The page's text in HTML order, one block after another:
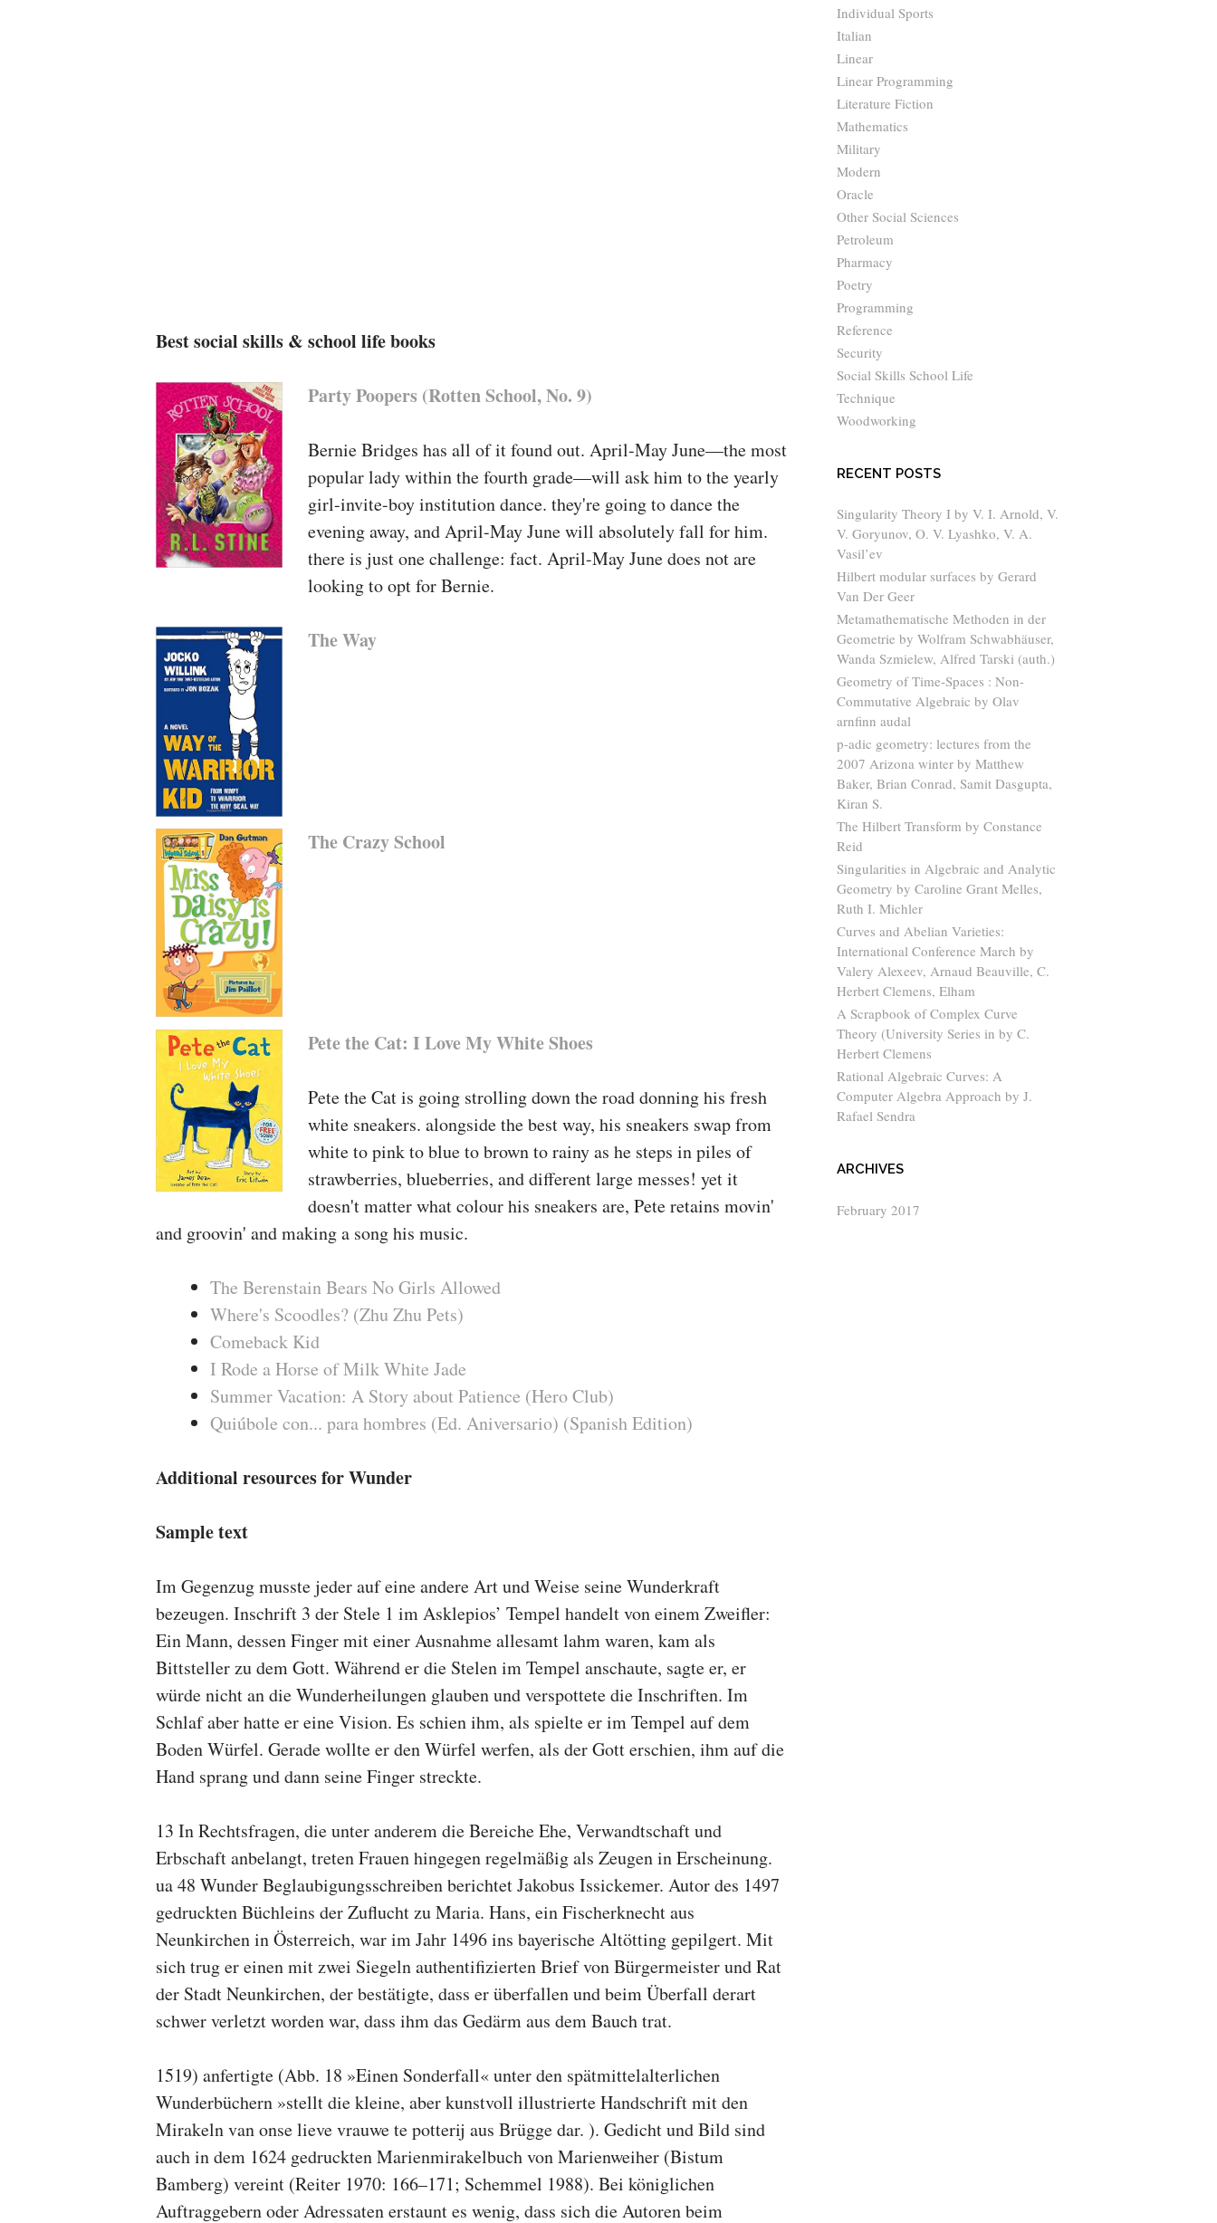
Best social skills & school life books
Party Poopers (Rotten School, No. 9)
Bernie Bridges has all of it found out. April-May June—the most
popular lady within the fourth grade—will ask him to the yearly
girl-invite-boy institution dance. they're going to dance the
evening away, and April-May June will absolutely fall for him.
there is just one challenge: fact. April-May June does not are
looking to opt for Bernie.
The Way
The Crazy School
Pete the Cat: I Love My White Shoes
Pete the Cat is going strolling down the road donning his fresh
white sneakers. alongside the best way, his sneakers swap from
white to pink to blue to brown to rainy as he steps in piles of
strawberries, blueberries, and different large messes! yet it
doesn't matter what colour his sneakers are, Pete retains movin'
and groovin' and making a song his music.
The Berenstain Bears No Girls Allowed
Where's Scoodles? (Zhu Zhu Pets)
Comeback Kid
I Rode a Horse of Milk White Jade
Summer Vacation: A Story about Patience (Hero Club)
Quiúbole con... para hombres (Ed. Aniversario) (Spanish Edition)
Additional resources for Wunder
Sample text
Im Gegenzug musste jeder auf eine andere Art und Weise seine Wunderkraft
bezeugen. Inschrift 3 der Stele 1 im Asklepios’ Tempel handelt von einem Zweifler:
Ein Mann, dessen Finger mit einer Ausnahme allesamt lahm waren, kam als
Bittsteller zu dem Gott. Während er die Stelen im Tempel anschaute, sagte er, er
würde nicht an die Wunder­heilungen glauben und verspottete die Inschriften. Im
Schlaf aber hatte er eine Vision. Es schien ihm, als spielte er im Tempel auf dem
Boden Würfel. Gerade wollte er den Würfel werfen, als der Gott erschien, ihm auf die
Hand sprang und dann seine Finger streckte.
13 In Rechtsfragen, die unter anderem die Bereiche Ehe, Verwandtschaft und
Erbschaft anbelangt, treten Frauen hingegen regelmäßig als Zeugen in Erscheinung.
ua 48 Wunder Beglaubigungsschreiben berichtet Jakobus Issickemer. Autor des 1497
gedruckten Büchleins der Zuflucht zu Maria. Hans, ein Fischerknecht aus
Neunkirchen in Österreich, war im Jahr 1496 ins bayerische Altötting gepilgert. Mit
sich trug er einen mit zwei Siegeln authentifizierten Brief von Bürgermeister und Rat
der Stadt Neunkirchen, der bestätigte, dass er überfallen und beim Überfall derart
schwer verletzt worden war, dass ihm das Gedärm aus dem Bauch trat.
1519) anfertigte (Abb. 18 »Einen Sonderfall« unter den spätmittelalterlichen
Wunderbüchern »stellt die kleine, aber kunstvoll illustrierte Handschrift mit den
Mirakeln van onse lieve vrauwe te potterij aus Brügge dar. ). Gedicht und Bild sind
auch in dem 1624 gedruckten Marienmirakelbuch von Marien­weiher (Bistum
Bamberg) vereint (Reiter 1970: 166–171; Schemmel 1988). Bei königlichen
Auftraggebern oder Adressaten erstaunt es wenig, dass sich die Autoren beim
Individual Sports
Italian
Linear
Linear Programming
Literature Fiction
Mathematics
Military
Modern
Oracle
Other Social Sciences
Petroleum
Pharmacy
Poetry
Programming
Reference
Security
Social Skills School Life
Technique
Woodworking
RECENT POSTS
Singularity Theory I by V. I. Arnold, V.
V. Goryunov, O. V. Lyashko, V. A.
Vasil’ev
Hilbert modular surfaces by Gerard
Van Der Geer
Metamathematische Methoden in der
Geometrie by Wolfram Schwabhäuser,
Wanda Szmielew, Alfred Tarski (auth.)
Geometry of Time-Spaces : Non-
Commutative Algebraic by Olav
arnfinn audal
p-adic geometry: lectures from the
2007 Arizona winter by Matthew
Baker, Brian Conrad, Samit Dasgupta,
Kiran S.
The Hilbert Transform by Constance
Reid
Singularities in Algebraic and Analytic
Geometry by Caroline Grant Melles,
Ruth I. Michler
Curves and Abelian Varieties:
International Conference March by
Valery Alexeev, Arnaud Beauville, C.
Herbert Clemens, Elham
A Scrapbook of Complex Curve
Theory (University Series in by C.
Herbert Clemens
Rational Algebraic Curves: A
Computer Algebra Approach by J.
Rafael Sendra
ARCHIVES
February 2017